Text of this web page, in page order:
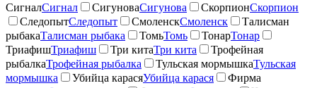
СигналСигнал СигуноваСигунова СкорпионСкорпион
СледопытСледопыт СмоленскСмоленск
Талисман
рыбакаТалисман рыбака ТомьТомь ТонарТонар
ТриафишТриафиш Три китаТри кита
Трофейная
рыбалкаТрофейная рыбалка Тульская мормышкаТульская
мормышка
Убийца карасяУбийца карася
Фирма